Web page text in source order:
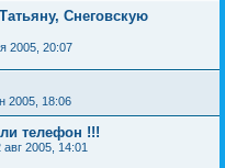
Снеговскую
2005, 20:07
2005, 18:06
телефон !!!
авг 2005, 14:01